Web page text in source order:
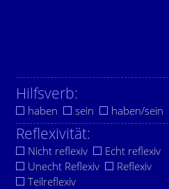
Hilfsverb:
haben sein haben/sein
Reflexivität:
Nicht reflexiv
Echt reflexiv
Unecht Reflexiv
Reflexiv
Teilreflexiv